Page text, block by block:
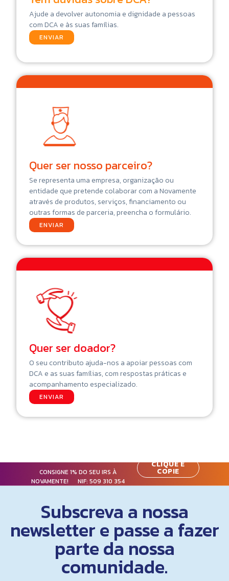
Ajude a devolver autonomia e dignidade a pessoas
com DCA e às suas famílias.
ENVIAR
Quer ser nosso parceiro?
Se representa uma empresa, organização ou
entidade que pretende colaborar com a Novamente
através de produtos, serviços, financiamento ou
outras formas de parceria, preencha o formulário.
ENVIAR
Quer ser doador?
O seu contributo ajuda-nos a apoiar pessoas com
DCA e as suas famílias, com respostas práticas e
acompanhamento especializado.
ENVIAR
CONSIGNE 1% DO SEU IRS À
NOVAMENTE! NIF:509 310 354
CLIQUE E
COPIE
Subscreva a nossa
newsletter e passe a fazer
parte da nossa
comunidade.